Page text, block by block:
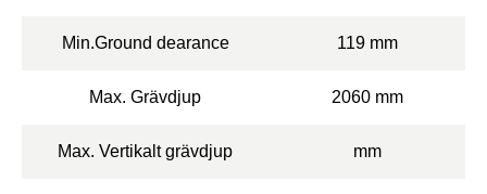
Min.Ground dearance 119 mm
Max. Grävdjup 2060 mm
Max. Vertikalt grävdjup mm